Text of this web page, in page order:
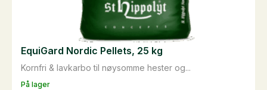
På lager
Kornfri & lavkarbo til nøysomme hester og...
EquiGard Nordic Pellets, 25 kg